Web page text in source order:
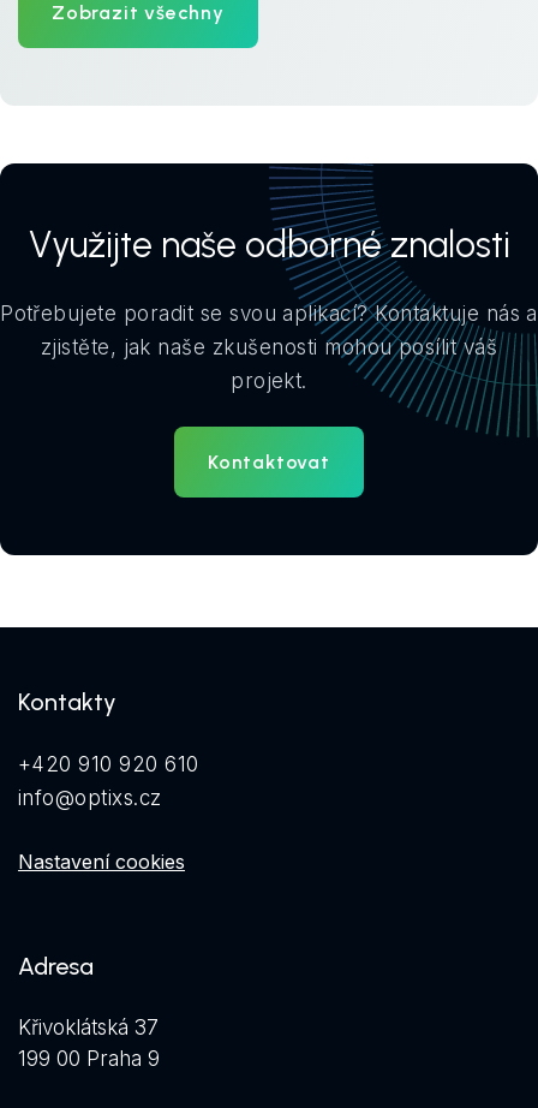
Zobrazit všechny
Využijte naše odborné znalosti
Potřebujete poradit se svou aplikací? Kontaktuje nás a
zjistěte, jak naše zkušenosti mohou posílit váš
projekt.
Kontaktovat
Kontakty
+420 910 920 610
info@optixs.cz
Nastavení cookies
Adresa
Křivoklátská 37
199 00 Praha 9